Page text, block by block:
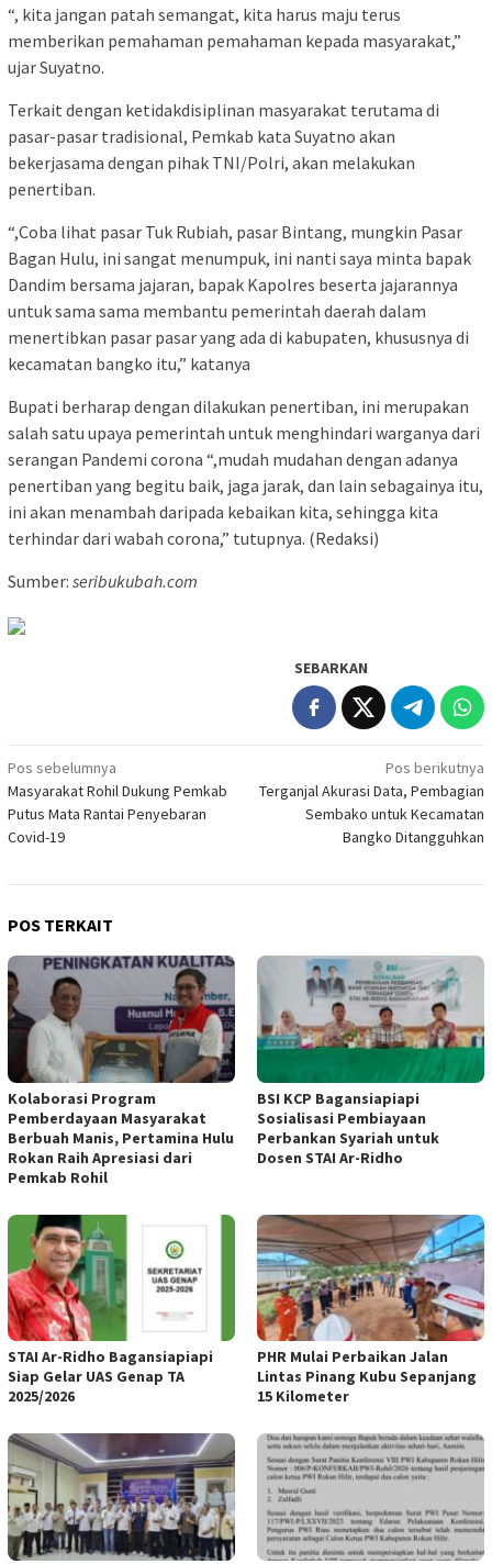
“, kita jangan patah semangat, kita harus maju terus
memberikan pemahaman pemahaman kepada masyarakat,”
ujar Suyatno.
Terkait dengan ketidakdisiplinan masyarakat terutama di
pasar-pasar tradisional, Pemkab kata Suyatno akan
bekerjasama dengan pihak TNI/Polri, akan melakukan
penertiban.
“,Coba lihat pasar Tuk Rubiah, pasar Bintang, mungkin Pasar
Bagan Hulu, ini sangat menumpuk, ini nanti saya minta bapak
Dandim bersama jajaran, bapak Kapolres beserta jajarannya
untuk sama sama membantu pemerintah daerah dalam
menertibkan pasar pasar yang ada di kabupaten, khususnya di
kecamatan bangko itu,” katanya
Bupati berharap dengan dilakukan penertiban, ini merupakan
salah satu upaya pemerintah untuk menghindari warganya dari
serangan Pandemi corona “,mudah mudahan dengan adanya
penertiban yang begitu baik, jaga jarak, dan lain sebagainya itu,
ini akan menambah daripada kebaikan kita, sehingga kita
terhindar dari wabah corona,” tutupnya. (Redaksi)
Sumber: seribukubah.com
SEBARKAN
Navigasi
pos
Pos sebelumnya
Masyarakat Rohil Dukung Pemkab
Putus Mata Rantai Penyebaran
Covid-19
Pos berikutnya
Terganjal Akurasi Data, Pembagian
Sembako untuk Kecamatan
Bangko Ditangguhkan
POS TERKAIT
Kolaborasi Program
Pemberdayaan Masyarakat
Berbuah Manis, Pertamina Hulu
Rokan Raih Apresiasi dari
Pemkab Rohil
BSI KCP Bagansiapiapi
Sosialisasi Pembiayaan
Perbankan Syariah untuk
Dosen STAI Ar-Ridho
STAI Ar-Ridho Bagansiapiapi
Siap Gelar UAS Genap TA
2025/2026
PHR Mulai Perbaikan Jalan
Lintas Pinang Kubu Sepanjang
15 Kilometer